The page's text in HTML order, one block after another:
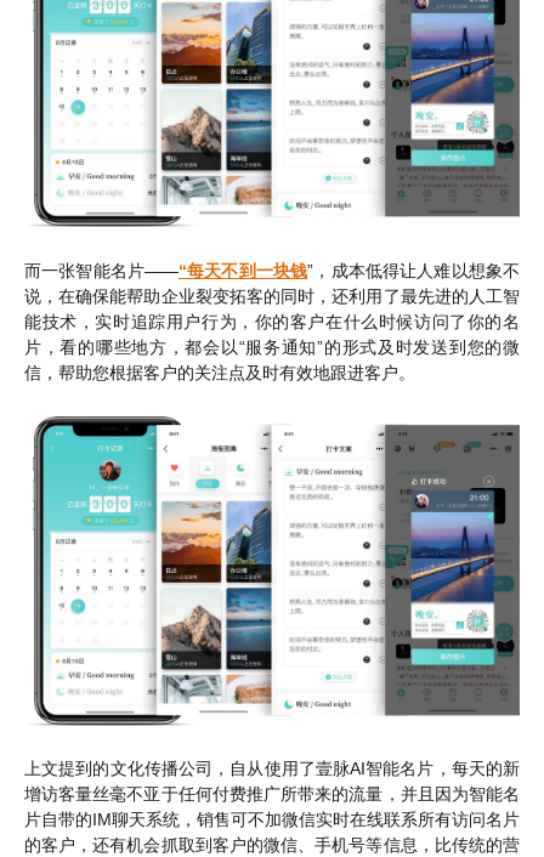
而一张智能名片——“每天不到一块钱”，成本低得让人难以想象不
说，在确保能帮助企业裂变拓客的同时，还利用了最先进的人工智
能技术，实时追踪用户行为，你的客户在什么时候访问了你的名
片，看的哪些地方，都会以“服务通知”的形式及时发送到您的微
信，帮助您根据客户的关注点及时有效地跟进客户。
上文提到的文化传播公司，自从使用了壹脉AI智能名片，每天的新
增访客量丝毫不亚于任何付费推广所带来的流量，并且因为智能名
片自带的IM聊天系统，销售可不加微信实时在线联系所有访问名片
的客户，还有机会抓取到客户的微信、手机号等信息，比传统的营